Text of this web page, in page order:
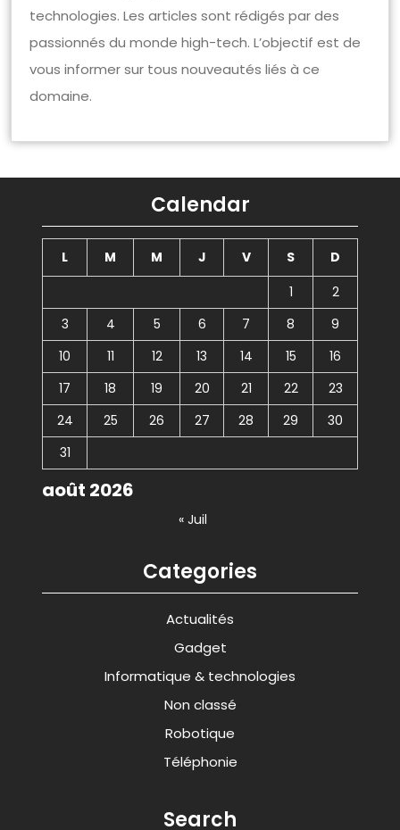
technologies. Les articles sont rédigés par des
passionnés du monde high-tech. L’objectif est de
vous informer sur tous nouveautés liés à ce
domaine.
Calendar
août 2026
L M M J V S
D
1
2
3
4 5 6 7 8
9
10
11 12 13 14 15
16
17
18 19 20 21 22
23
24
25 26 27 28 29
30
31
« Juil
Categories
Actualités
Gadget
Informatique & technologies
Non classé
Robotique
Téléphonie
Search